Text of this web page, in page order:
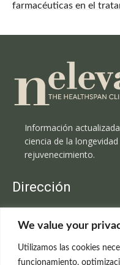
We value your
Utilizamos las cookies
funcionamiento,
farmacéuticas en el
Información
ciencia de la
rejuvenecimiento.
Dirección
C/Claudio Coello,
699 595 619